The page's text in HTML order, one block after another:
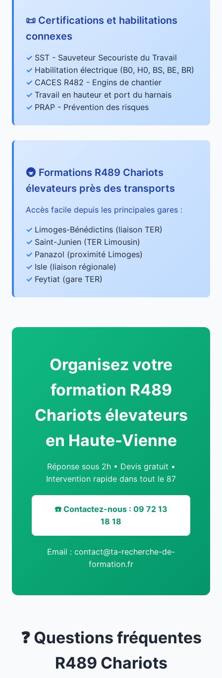
📜 Certifications et habilitations
connexes
SST - Sauveteur Secouriste du Travail
Habilitation électrique (B0, H0, BS, BE, BR)
CACES R482 - Engins de chantier
Travail en hauteur et port du harnais
PRAP - Prévention des risques
🚇 Formations R489 Chariots
élevateurs près des transports
Accès facile depuis les principales gares :
Limoges-Bénédictins (liaison TER)
Saint-Junien (TER Limousin)
Panazol (proximité Limoges)
Isle (liaison régionale)
Feytiat (gare TER)
Organisez votre
formation R489
Chariots élevateurs
en Haute-Vienne
Réponse sous 2h • Devis gratuit •
Intervention rapide dans tout le 87
☎️ Contactez-nous : 09 72 13
18 18
Email : contact@ta-recherche-de-
formation.fr
❓ Questions fréquentes
R489 Chariots